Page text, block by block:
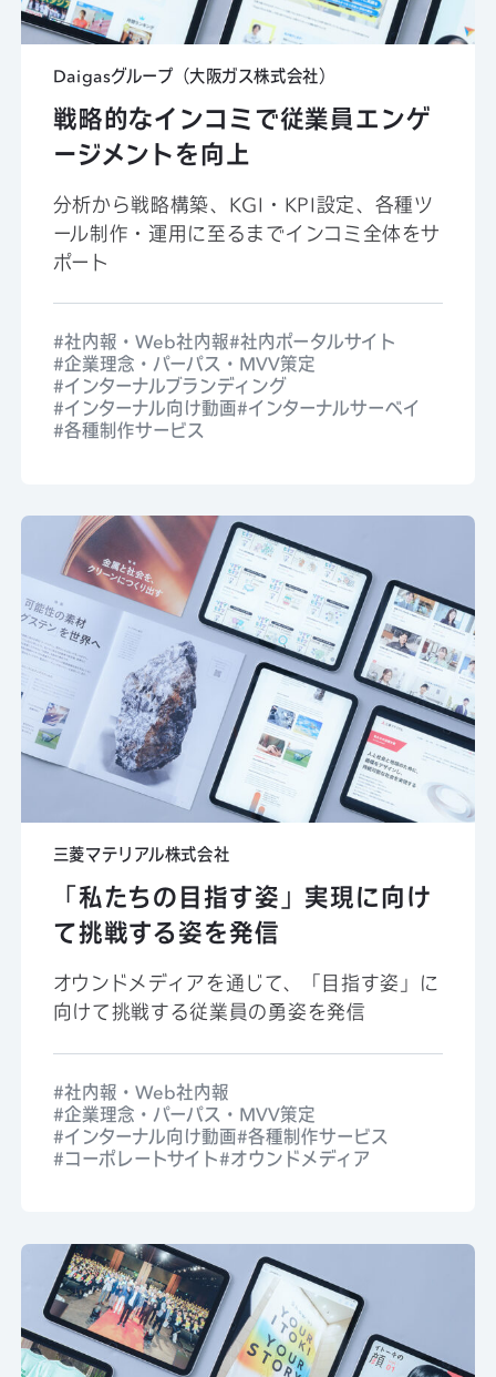
Daigasグループ（大阪ガス株式会社）
戦略的なインコミで従業員エンゲ
ージメントを向上
分析から戦略構築、KGI・KPI設定、各種ツ
ール制作・運用に至るまでインコミ全体をサ
ポート
社内報・Web社内報 社内ポータルサイト
企業理念・パーパス・MVV策定
インターナルブランディング
インターナル向け動画 インターナルサーベイ
各種制作サービス
三菱マテリアル株式会社
「私たちの目指す姿」実現に向け
て挑戦する姿を発信
オウンドメディアを通じて、「目指す姿」に
向けて挑戦する従業員の勇姿を発信
社内報・Web社内報
企業理念・パーパス・MVV策定
インターナル向け動画 各種制作サービス
コーポレートサイト オウンドメディア